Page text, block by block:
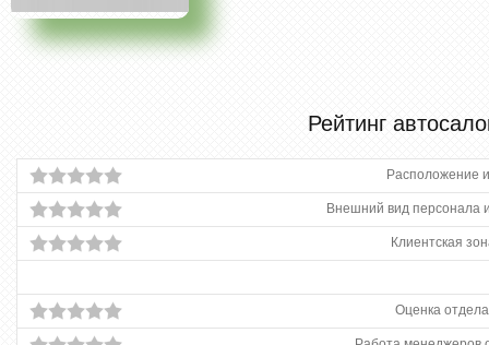
Рейтинг
Расположение
Внешний вид персонала
Клиентская
Оценка